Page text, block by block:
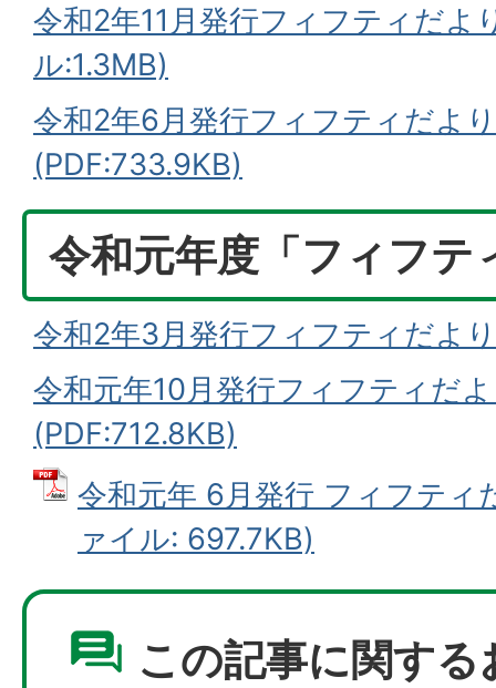
令和2年11月発行フィフティだよ
ル:1.3MB)
令和2年6月発行フィフティだよ
(PDF:733.9KB)
令和元年度「フィフテ
令和2年3月発行フィフティだよ
令和元年10月発行フィフティだ
(PDF:712.8KB)
令和元年 6月発行 フィフティ
ァイル: 697.7KB)
この記事に関する